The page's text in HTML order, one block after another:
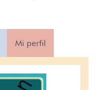
Mi perfil